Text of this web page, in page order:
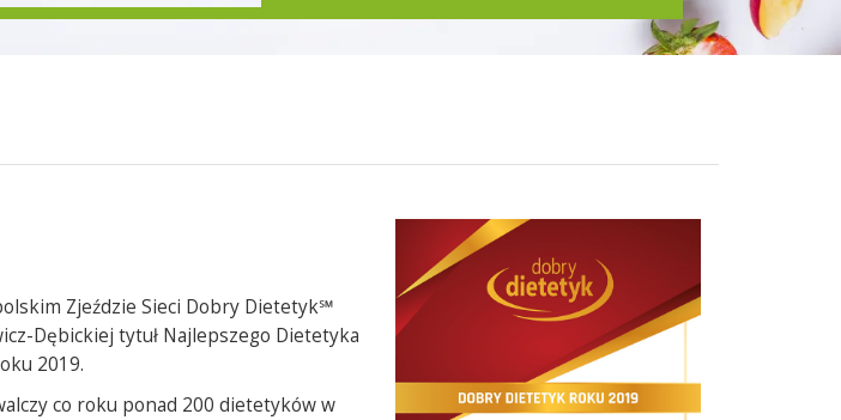
Zjeździe Sieci Dobry Dietetyk℠
Dębickiej tytuł Najlepszego Dietetyka
2019.
co roku ponad 200 dietetyków w